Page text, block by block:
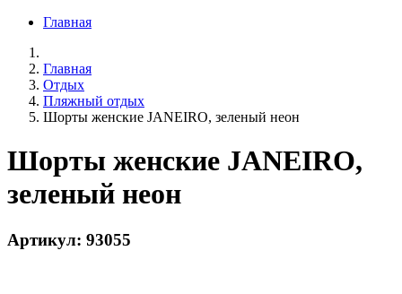
Главная
Главная
Отдых
Пляжный отдых
Шорты женские JANEIRO, зеленый неон
Шорты женские JANEIRO,
зеленый неон
Артикул: 93055